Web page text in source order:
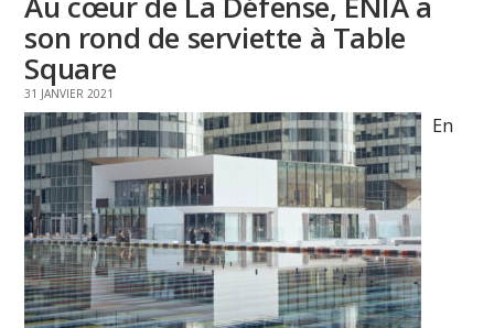
son rond de serviette à Table
Square
31 JANVIER 2021
En